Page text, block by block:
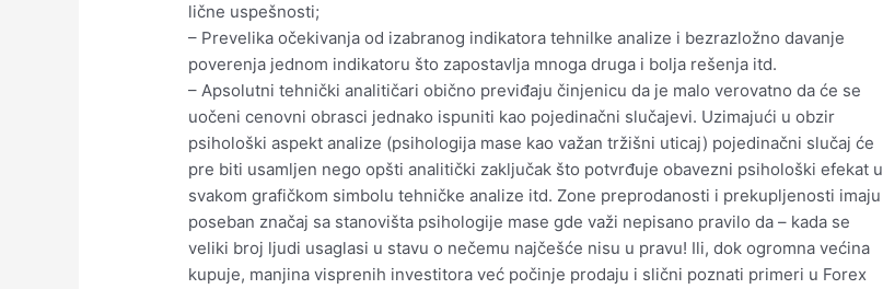
lične uspešnosti;
– Prevelika očekivanja od izabranog indikatora tehnilke analize i bezrazložno davanje
poverenja jednom indikatoru što zapostavlja mnoga druga i bolja rešenja itd.
– Apsolutni tehnički analitičari obično previđaju činjenicu da je malo verovatno da će se
uočeni cenovni obrasci jednako ispuniti kao pojedinačni slučajevi. Uzimajući u obzir
psihološki aspekt analize (psihologija mase kao važan tržišni uticaj) pojedinačni slučaj će
pre biti usamljen nego opšti analitički zaključak što potvrđuje obavezni psihološki efekat u
svakom grafičkom simbolu tehničke analize itd. Zone preprodanosti i prekupljenosti imaju
poseban značaj sa stanovišta psihologije mase gde važi nepisano pravilo da – kada se
veliki broj ljudi usaglasi u stavu o nečemu najčešće nisu u pravu! Ili, dok ogromna većina
kupuje, manjina visprenih investitora već počinje prodaju i slični poznati primeri u Forex